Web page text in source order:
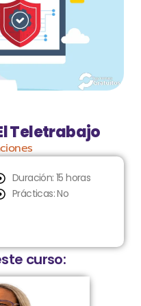
Teletrabajo
Duración: 15 horas
Prácticas: No
curso: